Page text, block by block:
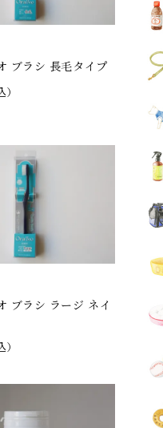
ブラシ 長毛タイプ
）
ブラシ ラージ ネイ
）